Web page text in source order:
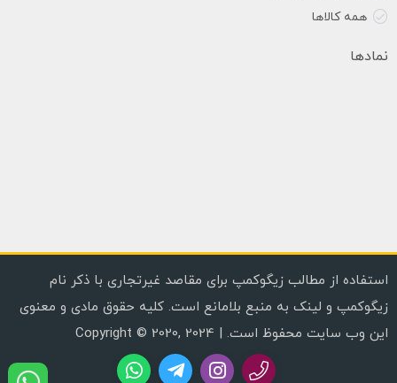
همه کالاها
نمادها
استفاده از مطالب زیگوکمپ برای مقاصد غیرتجاری با ذکر نام
زیگوکمپ و لینک به منبع بلامانع است. کلیه حقوق مادی و معنوی
این وب سایت محفوظ است. | Copyright © 2020, 2024